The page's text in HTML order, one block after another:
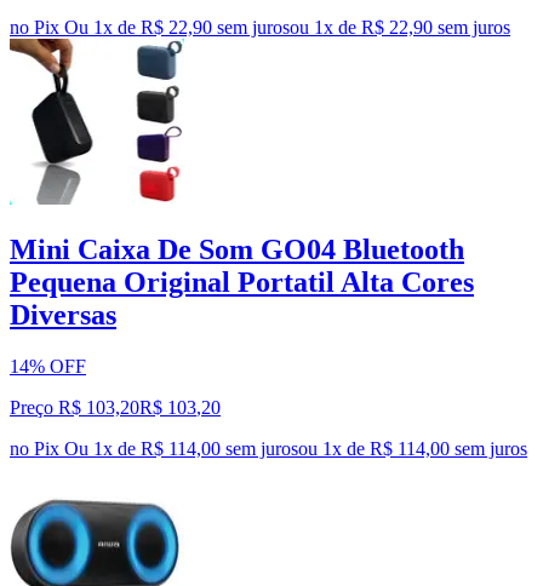
no Pix Ou 1x de R$ 22,90 sem jurosou 1x de R$ 22,90 sem juros
Mini Caixa De Som GO04 Bluetooth
Pequena Original Portatil Alta Cores
Diversas
14% OFF
Preço R$ 103,20R$ 103,20
no Pix Ou 1x de R$ 114,00 sem jurosou 1x de R$ 114,00 sem juros